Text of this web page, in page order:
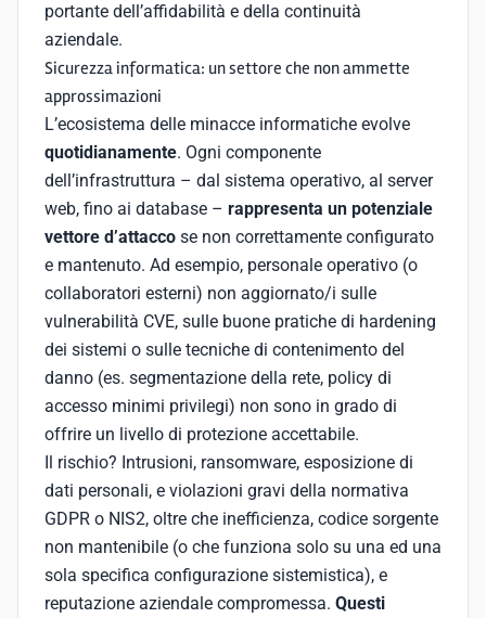
portante dell’affidabilità e della continuità
aziendale.
Sicurezza informatica: un settore che non ammette
approssimazioni
L’ecosistema delle minacce informatiche evolve
quotidianamente. Ogni componente
dell’infrastruttura – dal sistema operativo, al server
web, fino ai database – rappresenta un potenziale
vettore d’attacco se non correttamente configurato
e mantenuto. Ad esempio, personale operativo (o
collaboratori esterni) non aggiornato/i sulle
vulnerabilità CVE, sulle buone pratiche di hardening
dei sistemi o sulle tecniche di contenimento del
danno (es. segmentazione della rete, policy di
accesso minimi privilegi) non sono in grado di
offrire un livello di protezione accettabile.
Il rischio? Intrusioni, ransomware, esposizione di
dati personali, e violazioni gravi della normativa
GDPR o NIS2, oltre che inefficienza, codice sorgente
non mantenibile (o che funziona solo su una ed una
sola specifica configurazione sistemistica), e
reputazione aziendale compromessa. Questi